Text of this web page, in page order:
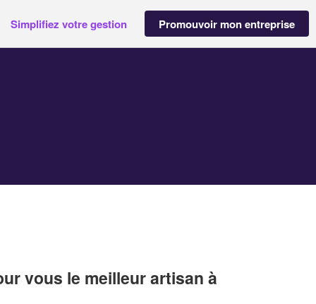
Simplifiez votre gestion Promouvoir mon entreprise
vous le meilleur artisan à